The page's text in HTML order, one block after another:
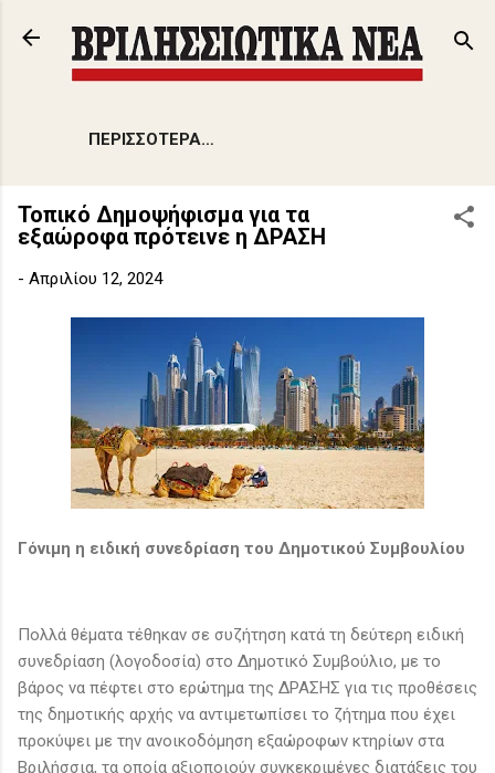
Μετάβαση στο κύριο περιεχόμενο
ΠΕΡΙΣΣΌΤΕΡΑ…
Τοπικό Δημοψήφισμα για τα
εξαώροφα πρότεινε η ΔΡΑΣΗ
- Απριλίου 12, 2024
Γόνιμη η ειδική συνεδρίαση του Δημοτικού Συμβουλίου
Πολλά θέματα τέθηκαν σε συζήτηση κατά τη δεύτερη ειδική
συνεδρίαση (λογοδοσία) στο Δημοτικό Συμβούλιο, με το
βάρος να πέφτει στο ερώτημα της ΔΡΑΣΗΣ για τις προθέσεις
της δημοτικής αρχής να αντιμετωπίσει το ζήτημα που έχει
προκύψει με την ανοικοδόμηση εξαώροφων κτηρίων στα
Βριλήσσια, τα οποία αξιοποιούν συγκεκριμένες διατάξεις του